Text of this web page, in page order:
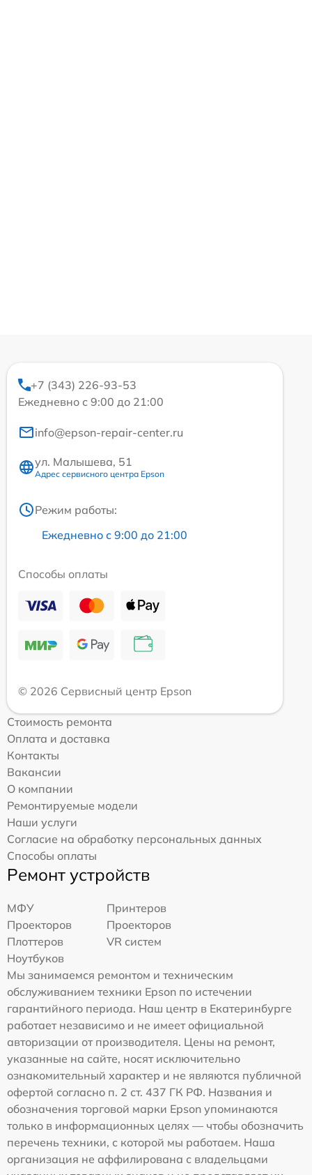
+7 (343) 226-93-53
Ежедневно с 9:00 до 21:00
info@epson-repair-center.ru
ул. Малышева, 51
Адрес сервисного центра Epson
Режим работы:
Ежедневно с 9:00 до 21:00
Способы оплаты
© 2026 Сервисный центр Epson
Стоимость ремонта
Оплата и доставка
Контакты
Вакансии
О компании
Ремонтируемые модели
Наши услуги
Согласие на обработку персональных данных
Способы оплаты
Ремонт устройств
МФУ
Принтеров
Проекторов
Проекторов
Плоттеров
VR систем
Ноутбуков
Мы занимаемся ремонтом и техническим
обслуживанием техники Epson по истечении
гарантийного периода. Наш центр в Екатеринбурге
работает независимо и не имеет официальной
авторизации от производителя. Цены на ремонт,
указанные на сайте, носят исключительно
ознакомительный характер и не являются публичной
офертой согласно п. 2 ст. 437 ГК РФ. Названия и
обозначения торговой марки Epson упоминаются
только в информационных целях — чтобы обозначить
перечень техники, с которой мы работаем. Наша
организация не аффилирована с владельцами